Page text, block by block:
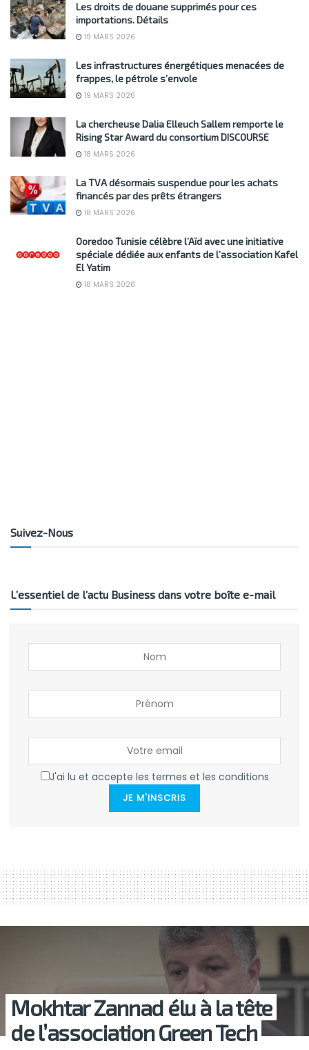
Les droits de douane supprimés pour ces
importations. Détails
19 MARS 2026
Les infrastructures énergétiques menacées de
frappes, le pétrole s’envole
19 MARS 2026
La chercheuse Dalia Elleuch Sallem remporte le
Rising Star Award du consortium DISCOURSE
18 MARS 2026
La TVA désormais suspendue pour les achats
financés par des prêts étrangers
18 MARS 2026
Ooredoo Tunisie célèbre l’Aïd avec une initiative
spéciale dédiée aux enfants de l’association Kafel
El Yatim
18 MARS 2026
Suivez-Nous
L’essentiel de l’actu Business dans votre boîte e-mail
J'ai lu et accepte les termes et les conditions
JE M'INSCRIS
Mokhtar Zannad élu à la tête
de l’association Green Tech